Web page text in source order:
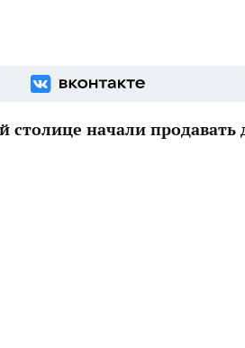
столице начали